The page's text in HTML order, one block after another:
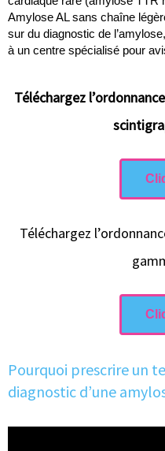
Amylose AL sans chaîne
sur du diagnostic de
à un centre spécialisé pour
Téléchargez
Téléchargez
Pourquoi prescrire un
diagnostic d’une